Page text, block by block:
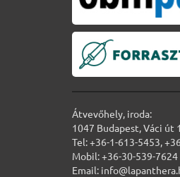
Átvevőhely, iroda:
1047 Budapest, Váci út
Tel: +36-1-613-5453,
Mobil: +36-30-539-7624
Email: